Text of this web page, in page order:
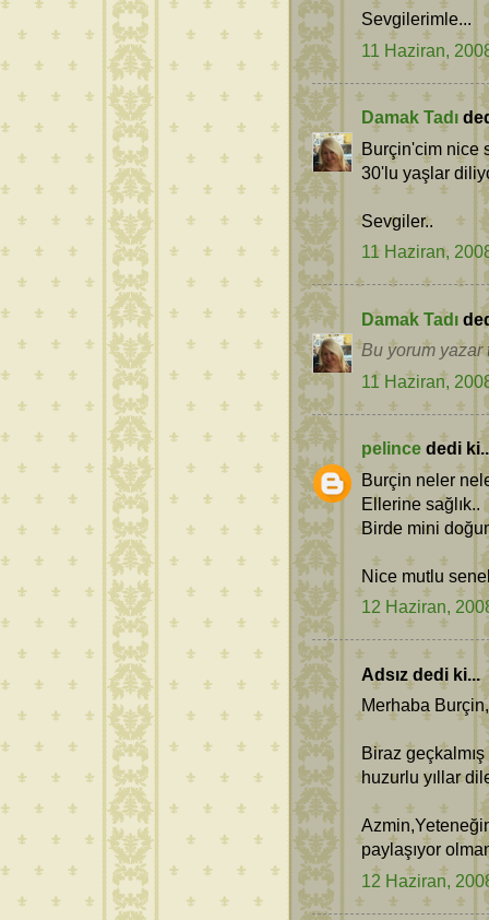
Sevgilerimle...
11 Haziran,
Damak Tadı
Burçin'cim nice
30'lu yaşlar
Sevgiler..
11 Haziran,
Damak Tadı
Bu yorum yazar
11 Haziran,
pelince dedi
Burçin neler
Ellerine sağlık..
Birde mini
Nice mutlu
12 Haziran,
Adsız dedi ki...
Merhaba Burçin,
Biraz
huzurlu yıllar
paylaşıyor
12 Haziran,